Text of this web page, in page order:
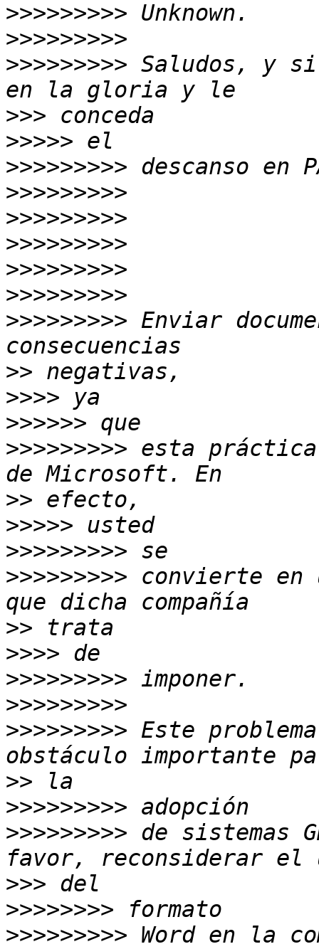
>>>>>>>>>
>>>>>>>>>
>>>>>>>>> Saludos, y
>>>
>>>>>
>>>>>>>>>
>>>>>>>>>
>>>>>>>>>
>>>>>>>>>
>>>>>>>>>
>>>>>>>>>
>>>>>>>>> Enviar
>>
>>>>
>>>>>>
>>>>>>>>> esta
>>
>>>>>
>>>>>>>>>
>>>>>>>>> convierte en
>>
>>>>
>>>>>>>>>
>>>>>>>>>
>>>>>>>>> Este
>>
>>>>>>>>>
>>>>>>>>> de sistemas
>>>
>>>>>>>>
>>>>>>>>> Word en la